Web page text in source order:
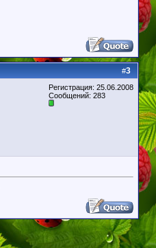
#3
Регистрация: 25.06.2008
Сообщений: 283